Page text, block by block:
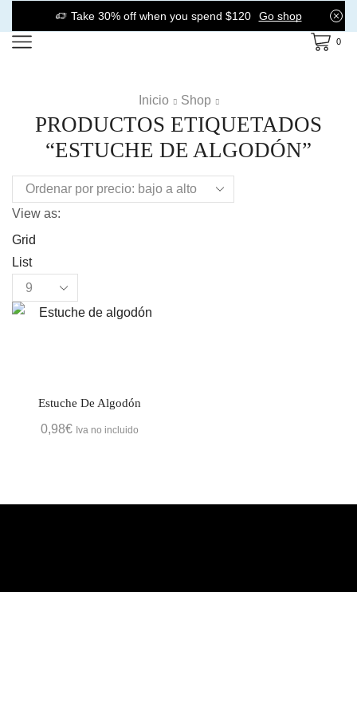
Take 30% off when you spend $120 Go shop
0
Inicio Shop
PRODUCTOS ETIQUETADOS
“ESTUCHE DE ALGODÓN”
View as:
Grid
List
Products
per
Estuche De Algodón
0,98€ Iva no incluido